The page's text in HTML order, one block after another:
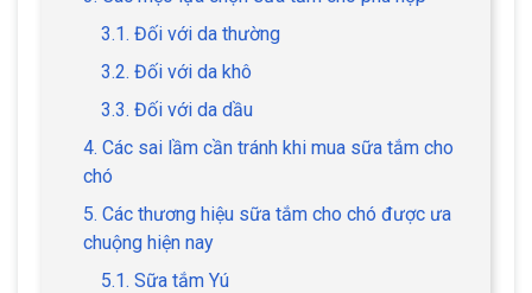
3.1. Đối với da thường
3.2. Đối với da khô
3.3. Đối với da dầu
4. Các sai lầm cần tránh khi mua sữa tắm cho
chó
5. Các thương hiệu sữa tắm cho chó được ưa
chuộng hiện nay
5.1. Sữa tắm Yú